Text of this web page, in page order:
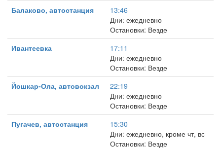
Балаково, автостанция
13:46
Дни: ежедневно
Остановки: Везде
Ивантеевка
17:11
Дни: ежедневно
Остановки: Везде
Йошкар-Ола, автовокзал
22:19
Дни: ежедневно
Остановки: Везде
Пугачев, автостанция
15:30
Дни: ежедневно, кроме чт, вс
Остановки: Везде